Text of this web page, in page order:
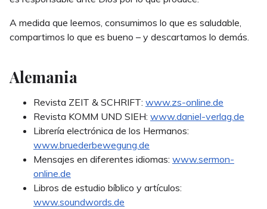
A medida que leemos, consumimos lo que es saludable,
compartimos lo que es bueno – y descartamos lo demás.
Alemania
Revista ZEIT & SCHRIFT: www.zs-online.de
Revista KOMM UND SIEH: www.daniel-verlag.de
Librería electrónica de los Hermanos:
www.bruederbewegung.de
Mensajes en diferentes idiomas: www.sermon-
online.de
Libros de estudio bíblico y artículos:
www.soundwords.de